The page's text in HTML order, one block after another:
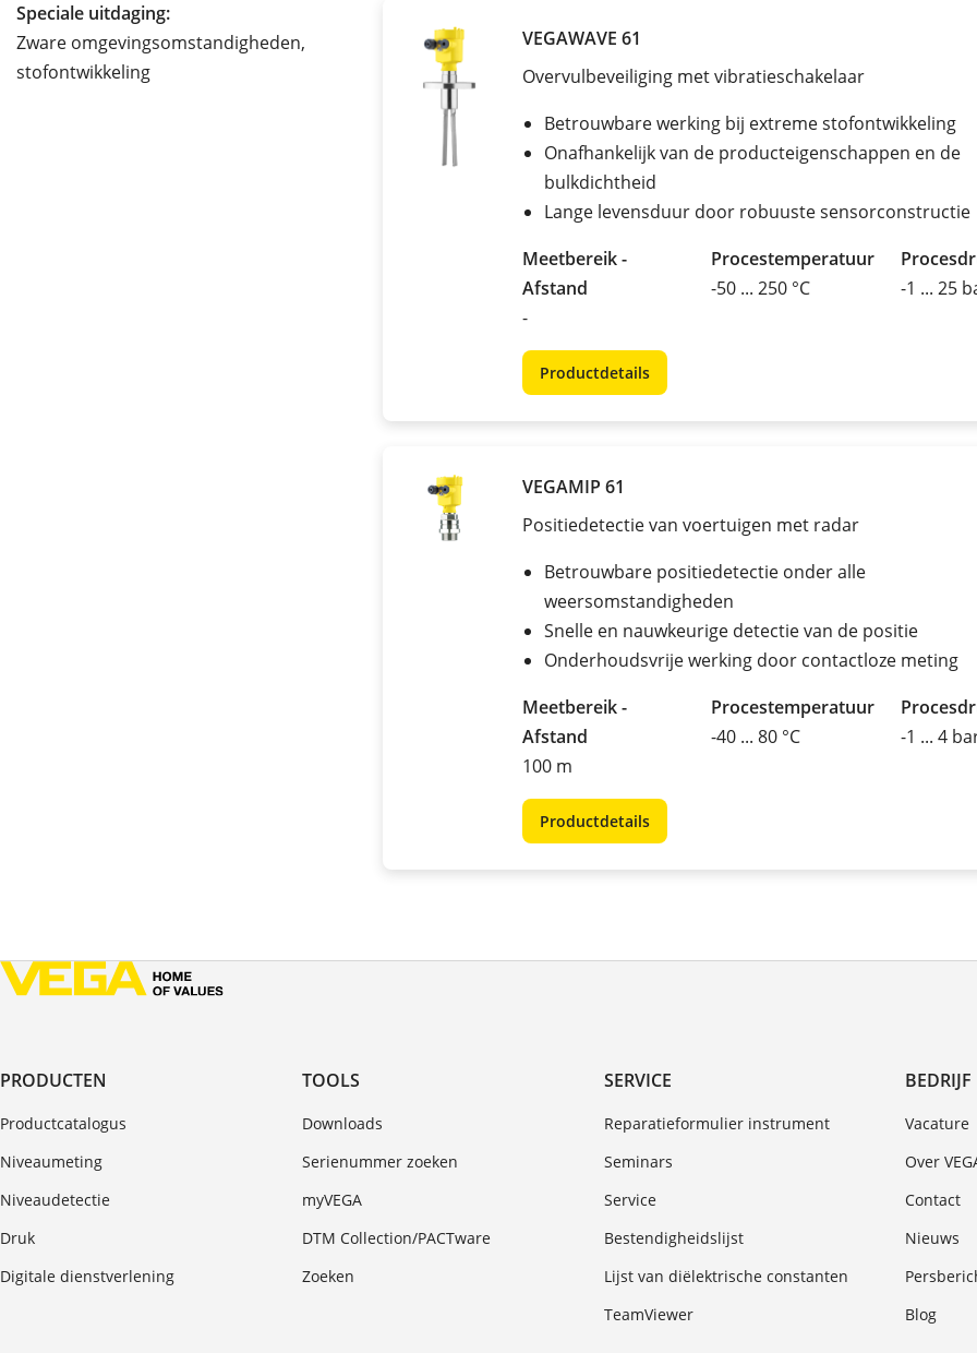
Speciale uitdaging:
Zware omgevingsomstandigheden,
stofontwikkeling
VEGAWAVE 61
Overvulbeveiliging met vibratieschakelaar
Betrouwbare werking bij extreme stofontwikkeling
Onafhankelijk van de producteigenschappen en de
bulkdichtheid
Lange levensduur door robuuste sensorconstructie
Meetbereik -
Afstand
-
Procestemperatuur
-50 ... 250 °C
-1 ... 25
Productdetails
VEGAMIP 61
Positiedetectie van voertuigen met radar
Betrouwbare positiedetectie onder alle
weersomstandigheden
Snelle en nauwkeurige detectie van de positie
Onderhoudsvrije werking door contactloze meting
Meetbereik -
Afstand
100 m
Procestemperatuur
-40 ... 80 °C
-1 ... 4
Productdetails
PRODUCTEN
Productcatalogus
Niveaumeting
Niveaudetectie
Druk
Digitale dienstverlening
TOOLS
Downloads
Serienummer zoeken
myVEGA
DTM Collection/PACTware
Zoeken
SERVICE
Reparatieformulier instrument
Seminars
Service
Bestendigheidslijst
Lijst van diëlektrische constanten
TeamViewer
BEDRIJF
Vacature
Over
Contact
Nieuws
Blog